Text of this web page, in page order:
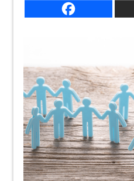
サイトマップ